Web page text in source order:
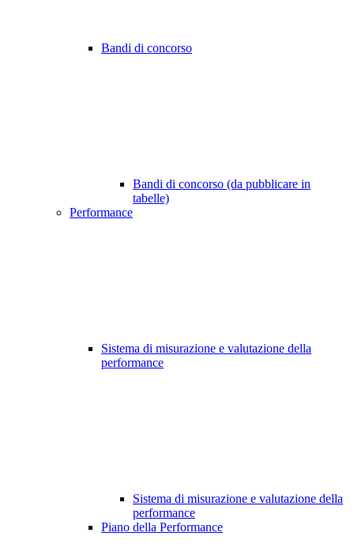
Bandi di concorso
Bandi di concorso (da pubblicare in
tabelle)
Performance
Sistema di misurazione e valutazione della
performance
Sistema di misurazione e valutazione della
performance
Piano della Performance